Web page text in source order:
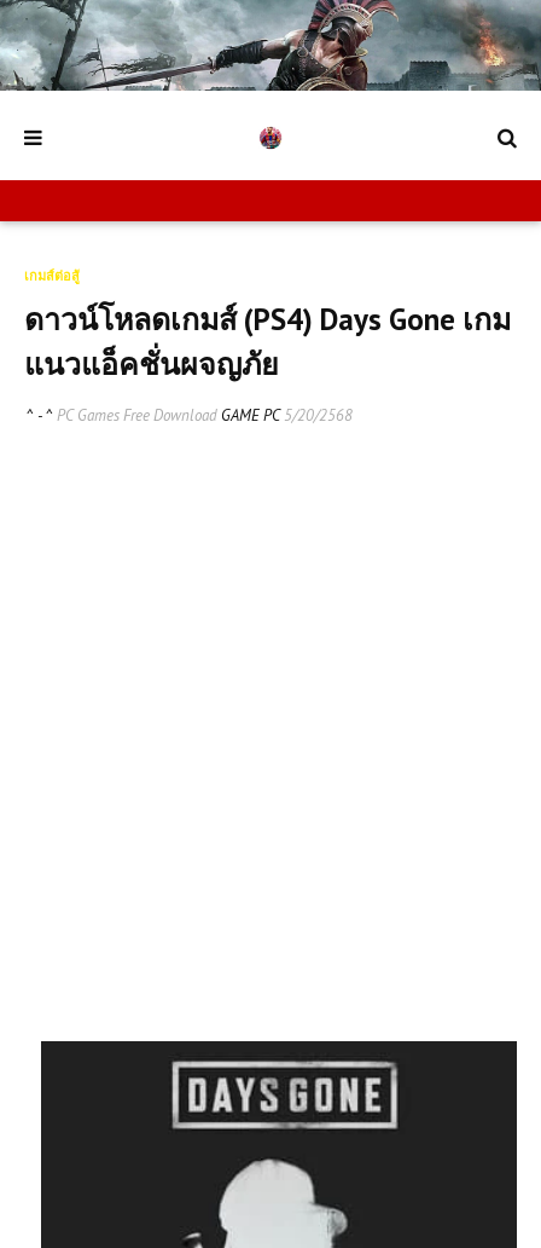
เกมส์ต่อสู้
ดาวน์โหลดเกมส์ (PS4) Days Gone เกม
แนวแอ็คชั่นผจญภัย
^ - ^ PC Games Free Download GAME PC5/20/2568